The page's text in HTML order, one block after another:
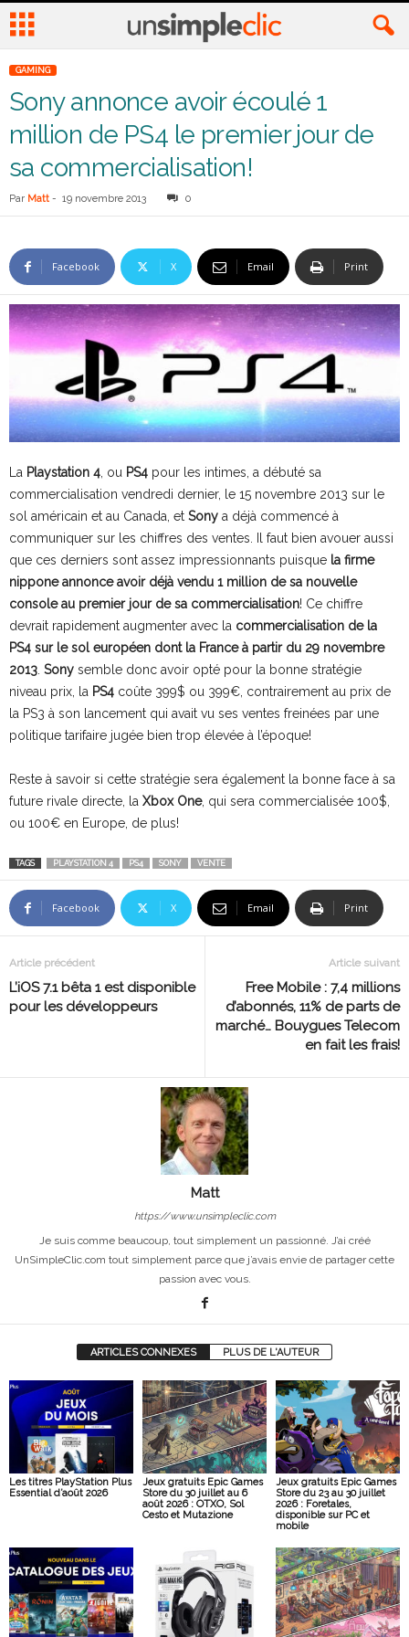
GAMING
Sony annonce avoir écoulé 1
million de PS4 le premier jour de
sa commercialisation!
Par Matt - 19 novembre 2013 0
Facebook X Email Print
La Playstation 4 , ou PS4 pour les intimes, a débuté sa
commercialisation vendredi dernier, le 15 novembre 2013 sur le
sol américain et au Canada, et Sony a déjà commencé à
communiquer sur les chiffres des ventes. Il faut bien avouer aussi
que ces derniers sont assez impressionnants puisque la firme
nippone annonce avoir déjà vendu 1 million de sa nouvelle
console au premier jour de sa commercialisation! Ce chiffre
devrait rapidement augmenter avec la commercialisation de la
PS4 sur le sol européen dont la France à partir du 29 novembre
2013 Sony semble donc avoir opté pour la bonne stratégie
niveau prix, la PS4 coûte 399$ ou 399€, contrairement au prix de
la PS3 à son lancement qui avait vu ses ventes freinées par une
politique tarifaire jugée bien trop élevée à l’époque!
Reste à savoir si cette stratégie sera également la bonne face à sa
future rivale directe, la Xbox One, qui sera commercialisée 100$,
ou 100€ en Europe, de plus!
TAGS PLAYSTATION 4 PS4 SONY VENTE
Facebook X Email Print
Article précédent
L’iOS 7.1 bêta 1 est disponible
pour les développeurs
Article suivant
Free Mobile : 7,4 millions
d’abonnés, 11% de parts de
marché… Bouygues Telecom
en fait les frais!
Matt
https://www.unsimpleclic.com
Je suis comme beaucoup, tout simplement un passionné. J’ai créé
UnSimpleClic.com tout simplement parce que j’avais envie de partager cette
passion avec vous.
ARTICLES CONNEXES PLUS DE L'AUTEUR
Les titres PlayStation Plus
Essential d’août 2026
Jeux gratuits Epic Games
Store du 30 juillet au 6
août 2026 : OTXO, Sol
Cesto et Mutazione
Jeux gratuits Epic Games
Store du 23 au 30 juillet
2026 : Foretales,
disponible sur PC et
mobile